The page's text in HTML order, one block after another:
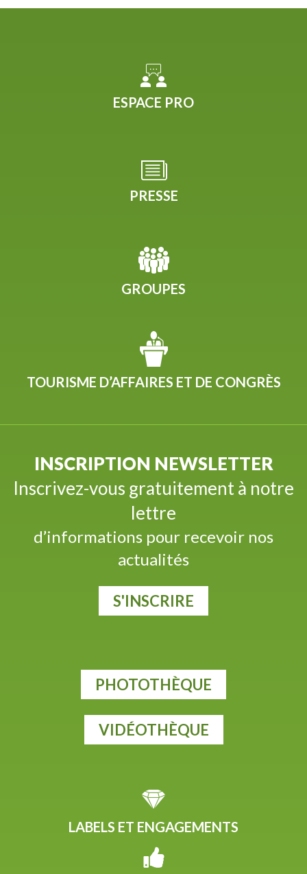
ESPACE PRO
PRESSE
GROUPES
TOURISME D’AFFAIRES ET DE CONGRÈS
INSCRIPTION NEWSLETTER
Inscrivez-vous gratuitement à notre
lettre
d’informations pour recevoir nos
actualités
S'INSCRIRE
PHOTOTHÈQUE
VIDÉOTHÈQUE
LABELS ET ENGAGEMENTS